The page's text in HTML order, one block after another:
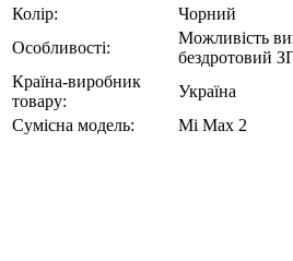
Колір:
Чорний
Особливості:
Можливість
бездротовий
Країна-виробник
товару:
Україна
Сумісна модель:
Mi Max 2